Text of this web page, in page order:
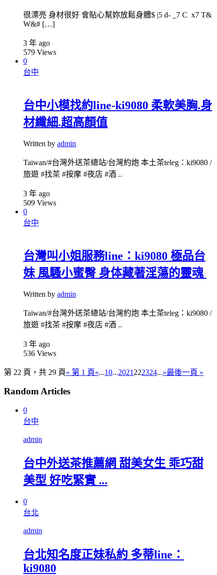
很漂亮 身材很好 會貼心幫妳放鬆身體$ |5 d- _7 C x7 T&
W&# […]
3 年 ago
579 Views
0
台中
台中小模找約line-ki9080 柔軟美胸.身
材纖細.超高顏值
Written by admin
Taiwan/#台灣外送茶總站/台灣約炮 本土茶teleg：ki9080 /
旅遊 #找茶 #按摩 #夜店 #酒 ..
3 年 ago
509 Views
0
台中
台灣叫小姐服務line：ki9080 極品台
妹 風騷小蜜臀 身体藏著淫蕩的靈魂
Written by admin
Taiwan/#台灣外送茶總站/台灣約炮 本土茶teleg：ki9080 /
旅遊 #找茶 #按摩 #夜店 #酒 ..
3 年 ago
536 Views
第 22 頁，共 29 頁« 第 1 頁«...10...2021 222324...»最後一頁 »
Random Articles
0
台中
admin
台中外送茶推薦網 甜美女生 乖巧甜
美型 好吃緊實 ...
0
台北
admin
台北知名度正妹私約 多蒂line：
ki9080